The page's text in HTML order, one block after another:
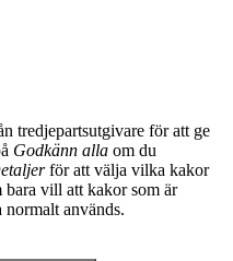
tredjepartsutgivare för att ge
Godkänn alla om du
för att välja vilka kakor
bara vill att kakor som är
används.